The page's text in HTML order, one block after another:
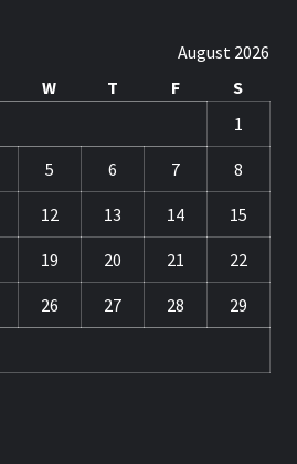
August 2026
W T F
S
1
5 6 7 8
12 13 14 15
19 20 21 22
26 27 28 29